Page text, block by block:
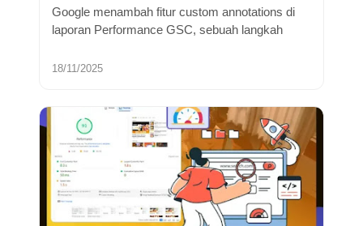
Google menambah fitur custom annotations di
laporan Performance GSC, sebuah langkah
18/11/2025